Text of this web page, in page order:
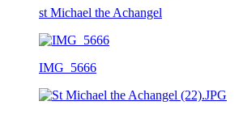
st Michael the Achangel
IMG_5666